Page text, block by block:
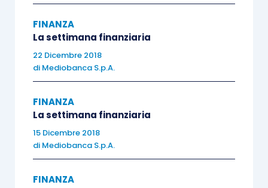
omologazione WLTP
(WorldwideHarmonized
Light Vehicle Test
Procedure) ha
interessato l’industria
automotivein vari
modi. In primo luogo, ha
aumentato le vendite di
immatricolazioni
FINANZA
La settimana finanziaria
22 Dicembre 2018
di Mediobanca S.p.A.
FINANZA
La settimana finanziaria
15 Dicembre 2018
di Mediobanca S.p.A.
FINANZA